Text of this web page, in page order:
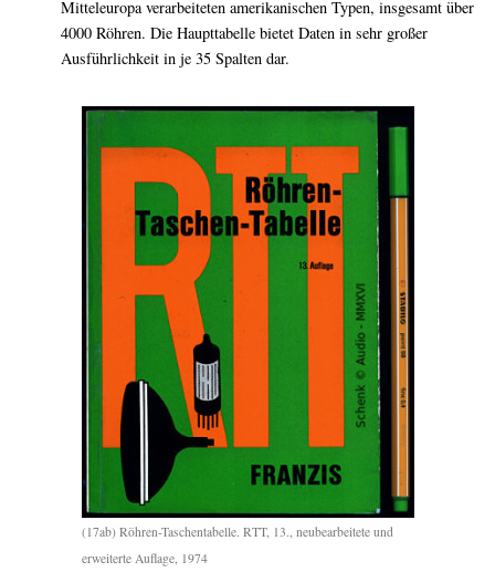
Mitteleuropa verarbeiteten amerikanischen Typen, insgesamt über
4000 Röhren. Die Haupttabelle bietet Daten in sehr großer
Ausführlichkeit in je 35 Spalten dar.
(17ab) Röhren-Taschentabelle. RTT, 13., neubearbeitete und
erweiterte Auflage, 1974